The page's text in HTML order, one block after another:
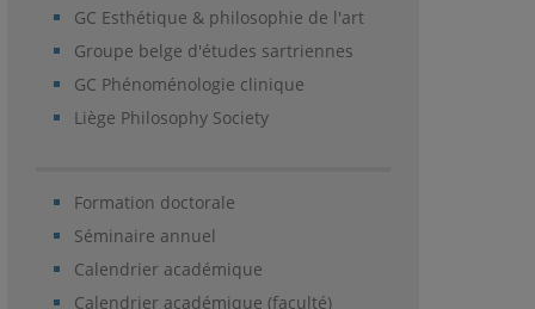
GC Esthétique & philosophie de l'art
Groupe belge d'études sartriennes
GC Phénoménologie clinique
Liège Philosophy Society
Formation doctorale
Séminaire annuel
Calendrier académique
Calendrier académique (faculté)